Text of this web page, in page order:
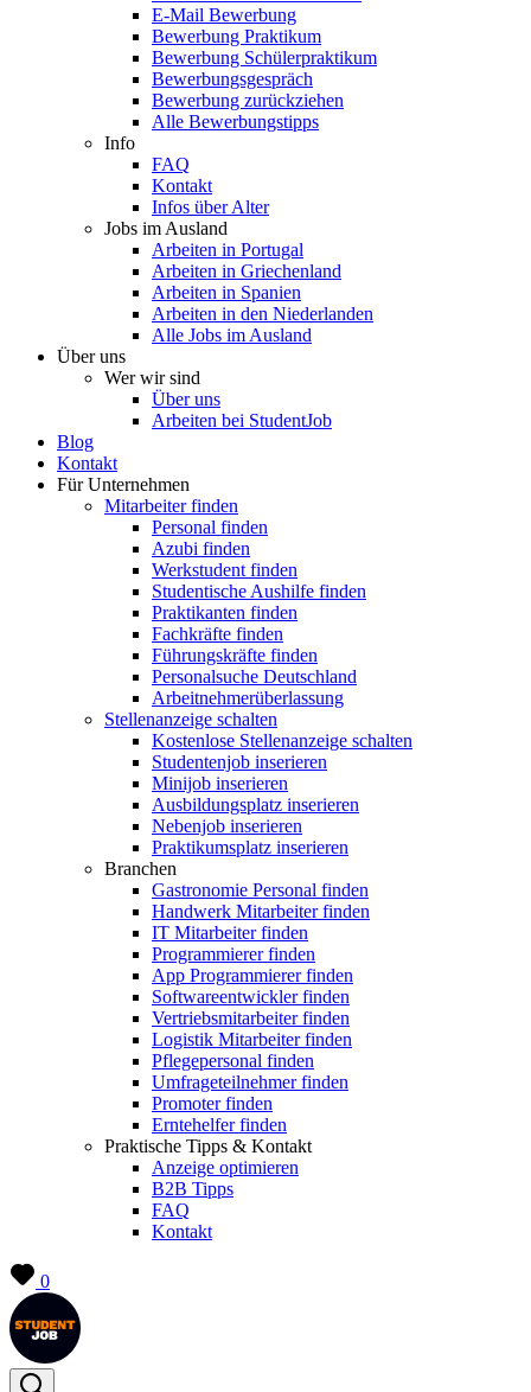
E-Mail Bewerbung
Bewerbung Praktikum
Bewerbung Schülerpraktikum
Bewerbungsgespräch
Bewerbung zurückziehen
Alle Bewerbungstipps
Info
FAQ
Kontakt
Infos über Alter
Jobs im Ausland
Arbeiten in Portugal
Arbeiten in Griechenland
Arbeiten in Spanien
Arbeiten in den Niederlanden
Alle Jobs im Ausland
Über uns
Wer wir sind
Über uns
Arbeiten bei StudentJob
Blog
Kontakt
Für Unternehmen
Mitarbeiter finden
Personal finden
Azubi finden
Werkstudent finden
Studentische Aushilfe finden
Praktikanten finden
Fachkräfte finden
Führungskräfte finden
Personalsuche Deutschland
Arbeitnehmerüberlassung
Stellenanzeige schalten
Kostenlose Stellenanzeige schalten
Studentenjob inserieren
Minijob inserieren
Ausbildungsplatz inserieren
Nebenjob inserieren
Praktikumsplatz inserieren
Branchen
Gastronomie Personal finden
Handwerk Mitarbeiter finden
IT Mitarbeiter finden
Programmierer finden
App Programmierer finden
Softwareentwickler finden
Vertriebsmitarbeiter finden
Logistik Mitarbeiter finden
Pflegepersonal finden
Umfrageteilnehmer finden
Promoter finden
Erntehelfer finden
Praktische Tipps & Kontakt
Anzeige optimieren
B2B Tipps
FAQ
Kontakt
0